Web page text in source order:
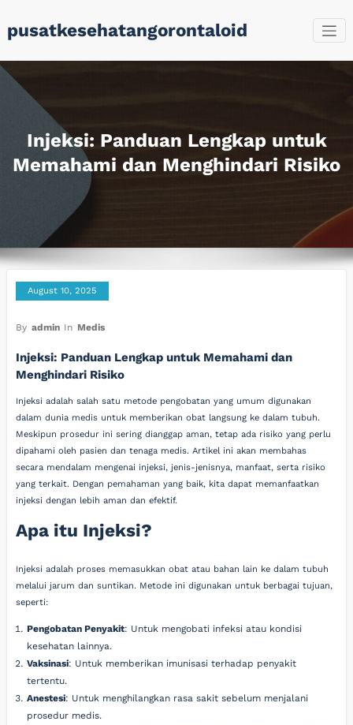
to
content
pusatkesehatangorontaloid
Injeksi: Panduan Lengkap untuk
Memahami dan Menghindari Risiko
August 10, 2025
By admin In Medis
Injeksi: Panduan Lengkap untuk Memahami dan
Menghindari Risiko
Injeksi adalah salah satu metode pengobatan yang umum digunakan
dalam dunia medis untuk memberikan obat langsung ke dalam tubuh.
Meskipun prosedur ini sering dianggap aman, tetap ada risiko yang perlu
dipahami oleh pasien dan tenaga medis. Artikel ini akan membahas
secara mendalam mengenai injeksi, jenis-jenisnya, manfaat, serta risiko
yang terkait. Dengan pemahaman yang baik, kita dapat memanfaatkan
injeksi dengan lebih aman dan efektif.
Apa itu Injeksi?
Injeksi adalah proses memasukkan obat atau bahan lain ke dalam tubuh
melalui jarum dan suntikan. Metode ini digunakan untuk berbagai tujuan,
seperti:
Pengobatan Penyakit: Untuk mengobati infeksi atau kondisi
kesehatan lainnya.
Vaksinasi: Untuk memberikan imunisasi terhadap penyakit
tertentu.
Anestesi: Untuk menghilangkan rasa sakit sebelum menjalani
prosedur medis.